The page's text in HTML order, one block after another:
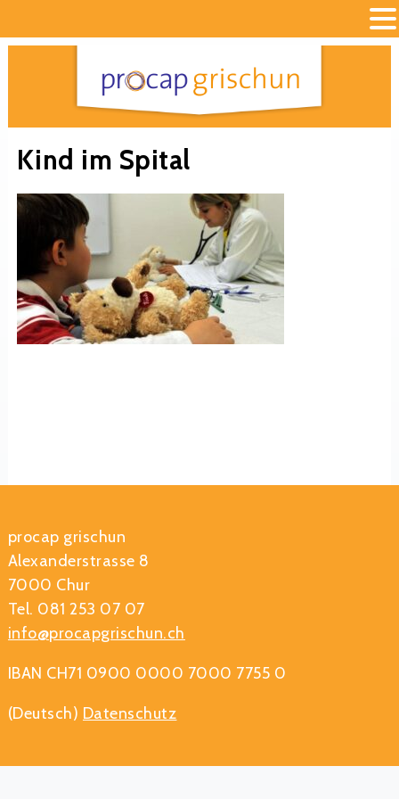
Kind im Spital
procap grischun
Alexanderstrasse 8
7000 Chur
Tel. 081 253 07 07
info@procapgrischun.ch
IBAN CH71 0900 0000 7000 7755 0
(Deutsch) Datenschutz